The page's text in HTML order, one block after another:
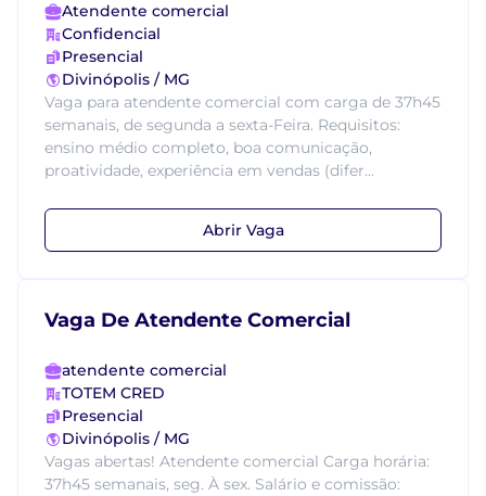
Atendente comercial
Confidencial
Presencial
Divinópolis / MG
Vaga para atendente comercial com carga de 37h45
semanais, de segunda a sexta-Feira. Requisitos:
ensino médio completo, boa comunicação,
proatividade, experiência em vendas (difer...
Abrir Vaga
Vaga De Atendente Comercial
atendente comercial
TOTEM CRED
Presencial
Divinópolis / MG
Vagas abertas! Atendente comercial Carga horária:
37h45 semanais, seg. À sex. Salário e comissão: